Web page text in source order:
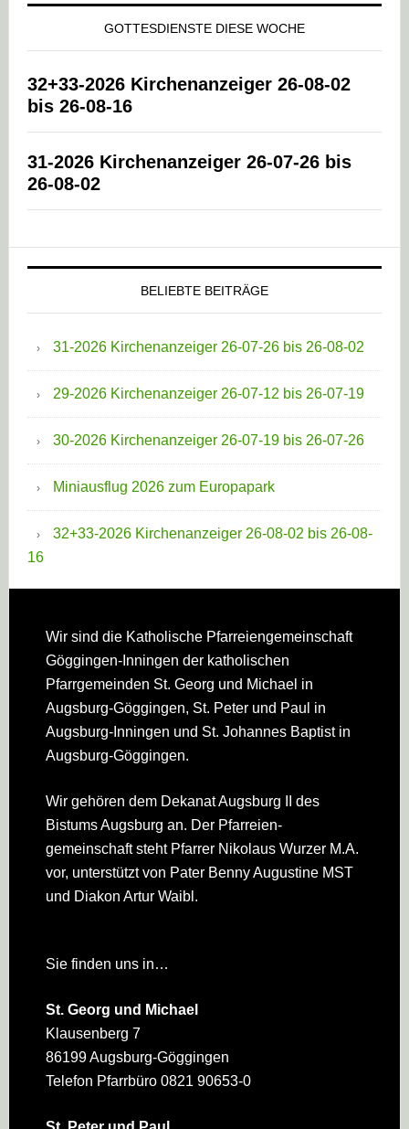
GOTTESDIENSTE DIESE WOCHE
32+33-2026 Kirchenanzeiger 26-08-02
bis 26-08-16
31-2026 Kirchenanzeiger 26-07-26 bis
26-08-02
BELIEBTE BEITRÄGE
31-2026 Kirchenanzeiger 26-07-26 bis 26-08-02
29-2026 Kirchenanzeiger 26-07-12 bis 26-07-19
30-2026 Kirchenanzeiger 26-07-19 bis 26-07-26
Miniausflug 2026 zum Europapark
32+33-2026 Kirchenanzeiger 26-08-02 bis 26-08-
16
Footer
Wir sind die Katholische Pfarreien­gemeinschaft
Göggingen-Inningen der katholischen
Pfarrgemeinden St. Georg und Michael in
Augsburg-Göggingen, St. Peter und Paul in
Augsburg-Inningen und St. Johannes Baptist in
Augsburg-Göggingen.
Wir gehören dem Dekanat Augsburg II des
Bistums Augsburg an. Der Pfarreien­
gemeinschaft steht Pfarrer Nikolaus Wurzer M.A.
vor, unterstützt von Pater Benny Augustine MST
und Diakon Artur Waibl.
Sie finden uns in…
St. Georg und Michael
Klausenberg 7
86199 Augsburg-Göggingen
Telefon Pfarrbüro 0821 90653-0